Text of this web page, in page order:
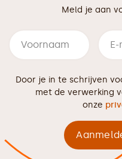
Meld je aan
Door je in te schrijven
met de verwerking
onze